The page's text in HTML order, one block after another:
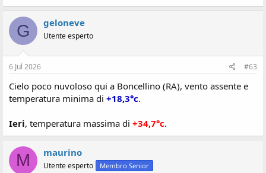
G geloneve
Utente esperto
6 Jul 2026 #63
Cielo poco nuvoloso qui a Boncellino (RA), vento assente e
temperatura minima di +18,3°c.
Ieri, temperatura massima di +34,7°c.
M maurino
Utente esperto Membro Senior